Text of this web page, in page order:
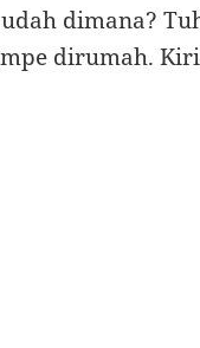
dimana?
dirumah.